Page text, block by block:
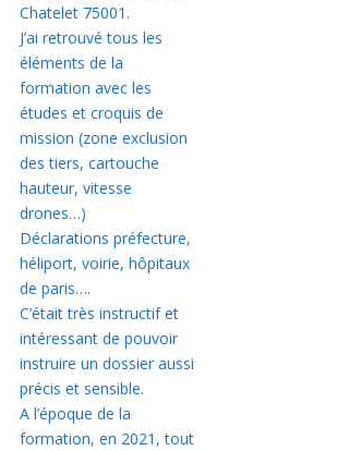
Chatelet 75001.
J’ai retrouvé tous les
éléments de la
formation avec les
études et croquis de
mission (zone exclusion
des tiers, cartouche
hauteur, vitesse
drones…)
Déclarations préfecture,
héliport, voirie, hôpitaux
de paris….
C’était très instructif et
intéressant de pouvoir
instruire un dossier aussi
précis et sensible.
A l’époque de la
formation, en 2021, tout